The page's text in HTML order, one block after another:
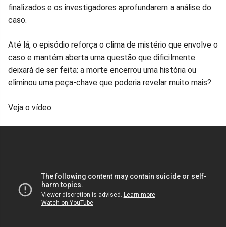
finalizados e os investigadores aprofundarem a análise do
caso.
Até lá, o episódio reforça o clima de mistério que envolve o
caso e mantém aberta uma questão que dificilmente
deixará de ser feita: a morte encerrou uma história ou
eliminou uma peça-chave que poderia revelar muito mais?
Veja o vídeo: